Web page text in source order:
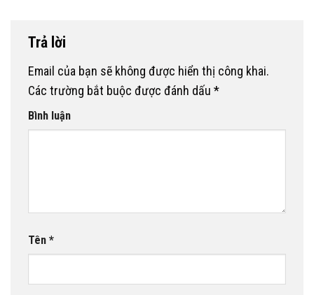
Trả lời
Email của bạn sẽ không được hiển thị công khai.
Các trường bắt buộc được đánh dấu *
Bình luận
Tên *